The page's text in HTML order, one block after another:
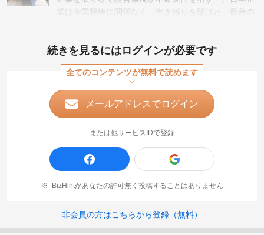
業は企業規模に関係なく、生き残りを懸けた、最善の
された戦
続きを見るにはログインが必要です
全てのコンテンツが無料で読めます
メールアドレスでログイン
または他サービスIDで登録
BizHintがあなたの許可無く投稿することはありません
非会員の方はこちらから登録（無料）